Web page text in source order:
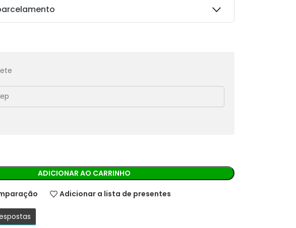
você receberá os detalhes para realizar o pagamento.
ADICIONAR AO CARRINHO
Adicionar a lista de presentes